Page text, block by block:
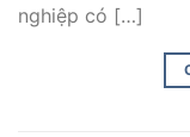
nghiệp có […]